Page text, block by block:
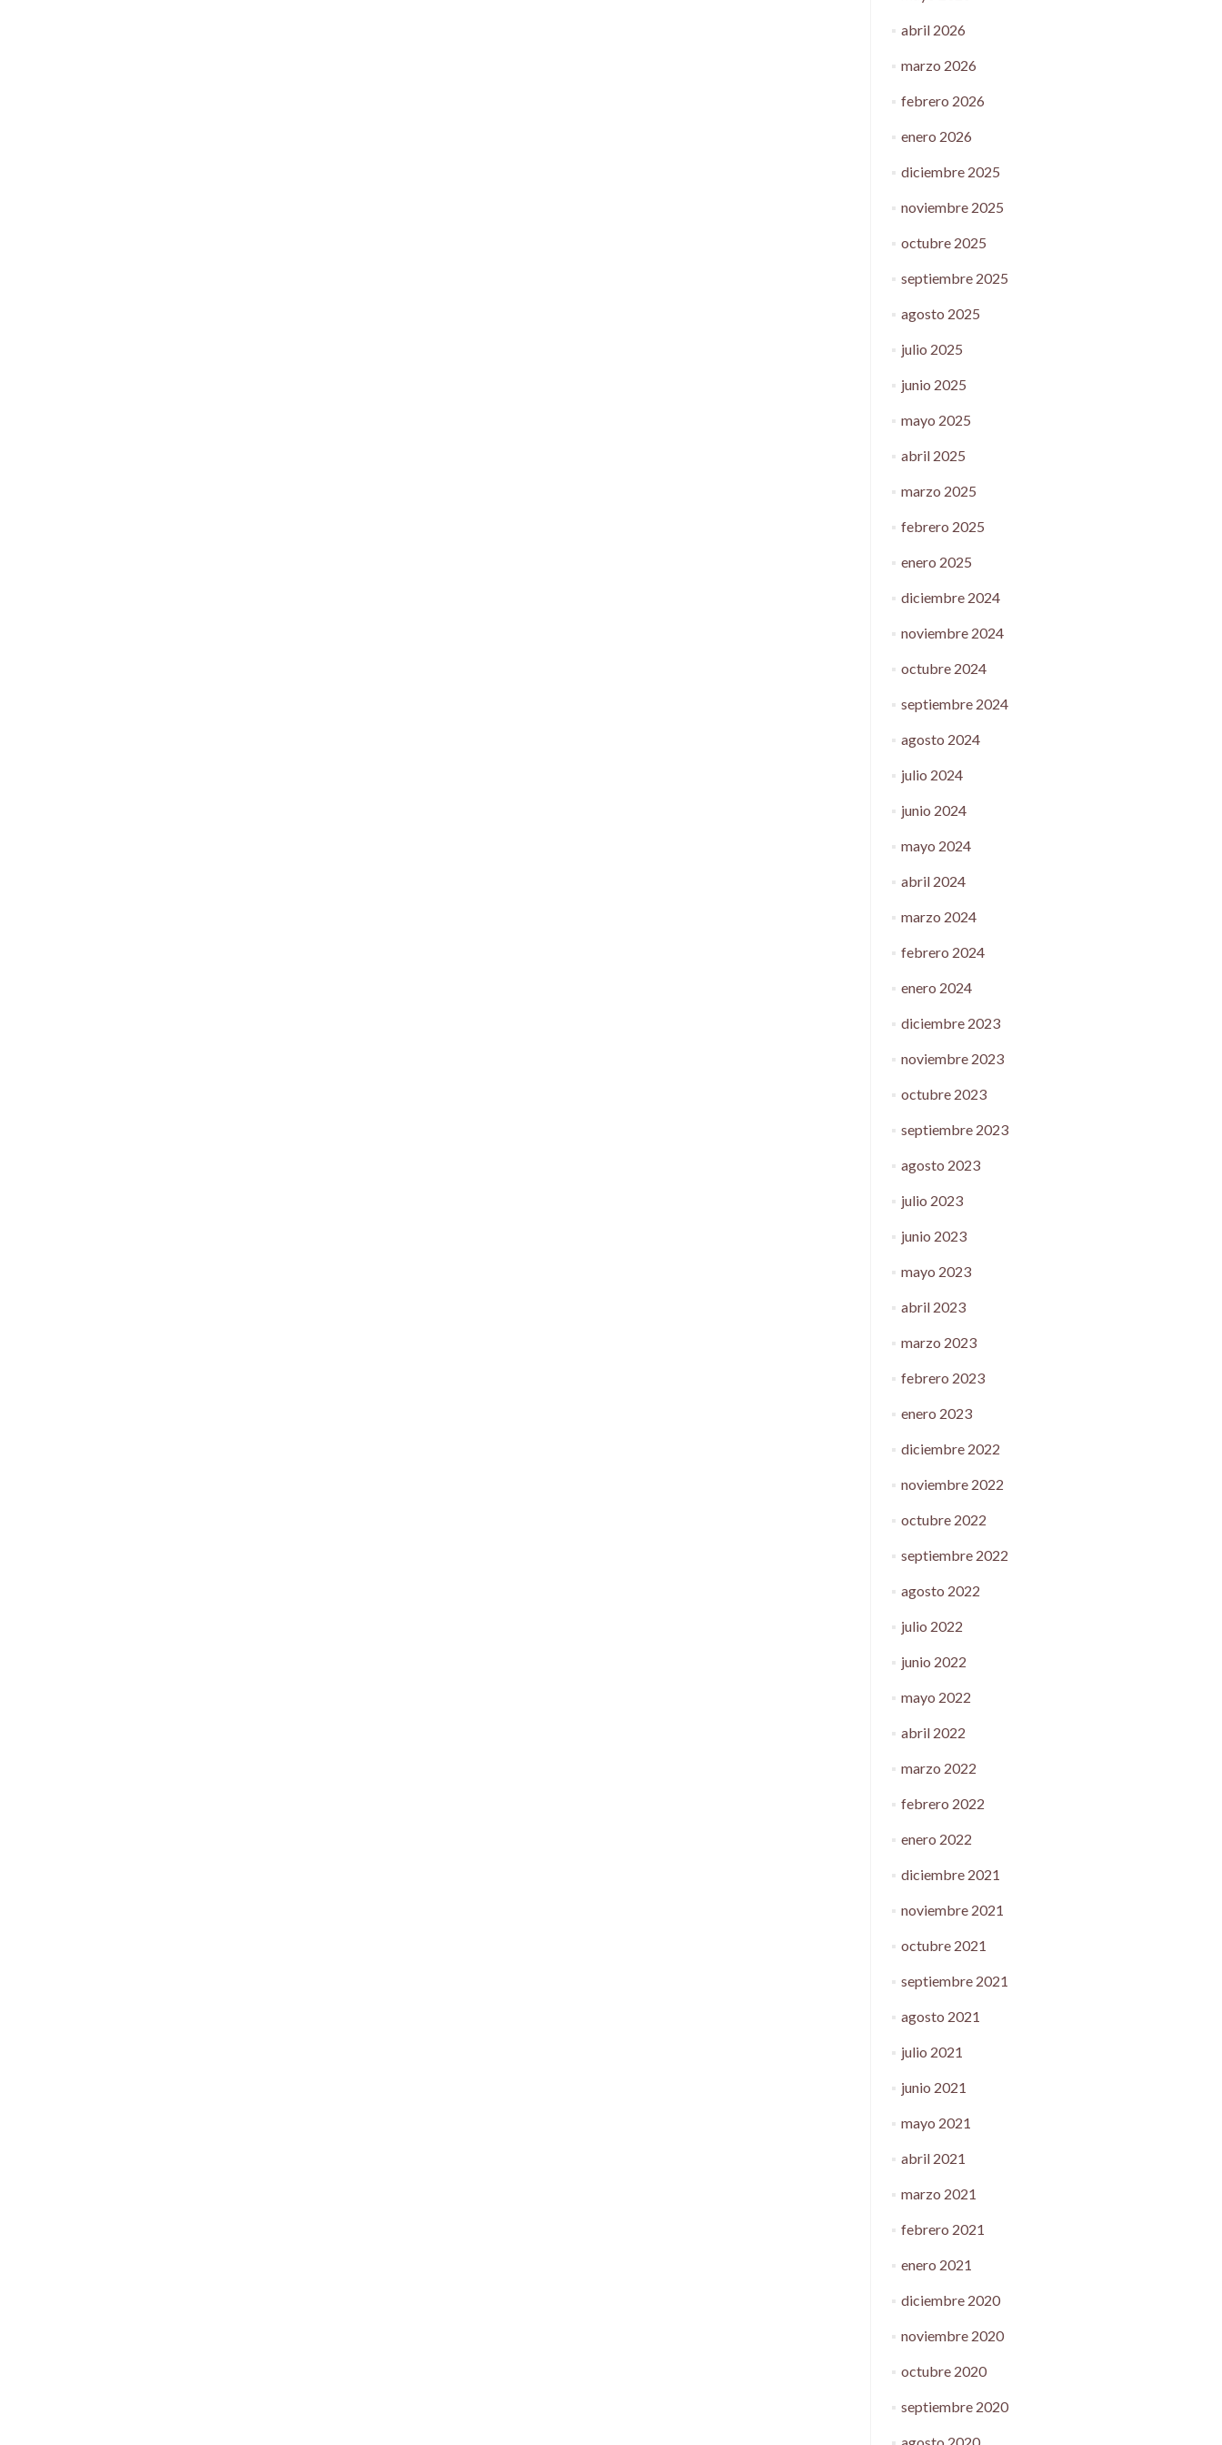
abril 2026
marzo 2026
febrero 2026
enero 2026
diciembre 2025
noviembre 2025
octubre 2025
septiembre 2025
agosto 2025
julio 2025
junio 2025
mayo 2025
abril 2025
marzo 2025
febrero 2025
enero 2025
diciembre 2024
noviembre 2024
octubre 2024
septiembre 2024
agosto 2024
julio 2024
junio 2024
mayo 2024
abril 2024
marzo 2024
febrero 2024
enero 2024
diciembre 2023
noviembre 2023
octubre 2023
septiembre 2023
agosto 2023
julio 2023
junio 2023
mayo 2023
abril 2023
marzo 2023
febrero 2023
enero 2023
diciembre 2022
noviembre 2022
octubre 2022
septiembre 2022
agosto 2022
julio 2022
junio 2022
mayo 2022
abril 2022
marzo 2022
febrero 2022
enero 2022
diciembre 2021
noviembre 2021
octubre 2021
septiembre 2021
agosto 2021
julio 2021
junio 2021
mayo 2021
abril 2021
marzo 2021
febrero 2021
enero 2021
diciembre 2020
noviembre 2020
octubre 2020
septiembre 2020